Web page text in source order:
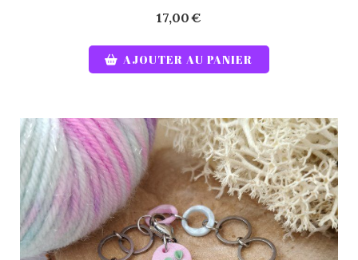
17,00€
AJOUTER AU PANIER